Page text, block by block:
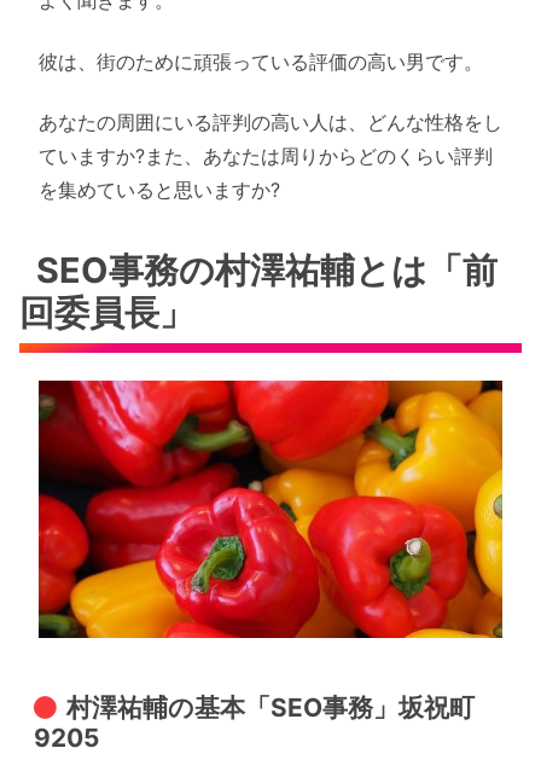
彼は、街のために頑張っている評価の高い男です。
あなたの周囲にいる評判の高い人は、どんな性格をし
ていますか?また、あなたは周りからどのくらい評判
を集めていると思いますか?
SEO事務の村澤祐輔とは「前
回委員長」
村澤祐輔の基本「SEO事務」坂祝町
9205